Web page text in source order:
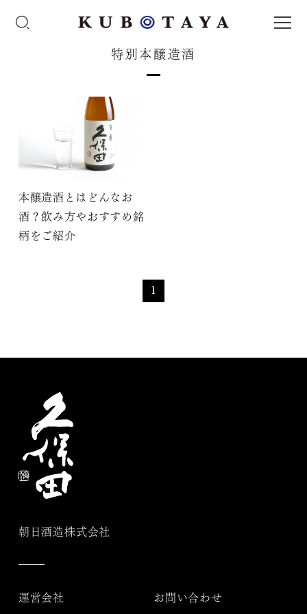
特別本醸造酒
本醸造酒とはどんなお
酒？飲み方やおすすめ銘
柄をご紹介
1
朝日酒造株式会社
運営会社 お問い合わせ